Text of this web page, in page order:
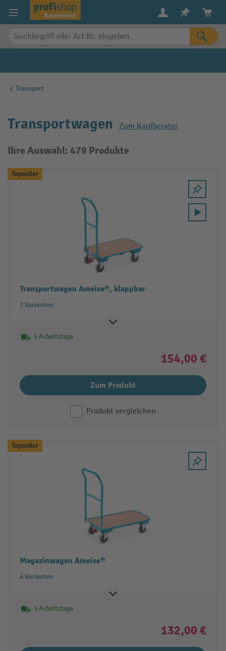
springen
Transport
Transportwagen Zum Kaufberater
Ihre Auswahl: 479 Produkte
Topseller
Transportwagen Ameise®, klappbar
2 Varianten
5 Arbeitstage
154,00 €
Zum Produkt
Produkt vergleichen
Topseller
Magazinwagen Ameise®
4 Varianten
5 Arbeitstage
132,00 €